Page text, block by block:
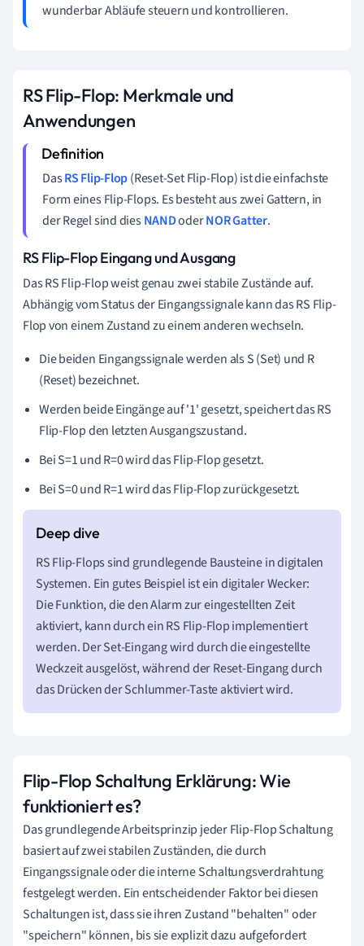
wunderbar Abläufe steuern und kontrollieren.
RS Flip-Flop: Merkmale und
Anwendungen
DasRS Flip-Flop(Reset-Set Flip-Flop) ist die einfachste
Form eines Flip-Flops. Es besteht aus zwei Gattern, in
der Regel sind diesNANDoderNOR Gatter.
RS Flip-Flop Eingang und Ausgang
Das RS Flip-Flop weist genau zwei stabile Zustände auf.
Abhängig vom Status der Eingangssignale kann das RS Flip-
Flop von einem Zustand zu einem anderen wechseln.
Die beiden Eingangssignale werden als S (Set) und R
(Reset) bezeichnet.
Werden beide Eingänge auf '1' gesetzt, speichert das RS
Flip-Flop den letzten Ausgangszustand.
Bei S=1 und R=0 wird das Flip-Flop gesetzt.
Bei S=0 und R=1 wird das Flip-Flop zurückgesetzt.
RS Flip-Flops sind grundlegende Bausteine in digitalen
Systemen. Ein gutes Beispiel ist ein digitaler Wecker:
Die Funktion, die den Alarm zur eingestellten Zeit
aktiviert, kann durch ein RS Flip-Flop implementiert
werden. Der Set-Eingang wird durch die eingestellte
Weckzeit ausgelöst, während der Reset-Eingang durch
das Drücken der Schlummer-Taste aktiviert wird.
Flip-Flop Schaltung Erklärung: Wie
funktioniert es?
Das grundlegende Arbeitsprinzip jeder Flip-Flop Schaltung
basiert auf zwei stabilen Zuständen, die durch
Eingangssignale oder die interne Schaltungsverdrahtung
festgelegt werden. Ein entscheidender Faktor bei diesen
Schaltungen ist, dass sie ihren Zustand "behalten" oder
"speichern" können, bis sie explizit dazu aufgefordert